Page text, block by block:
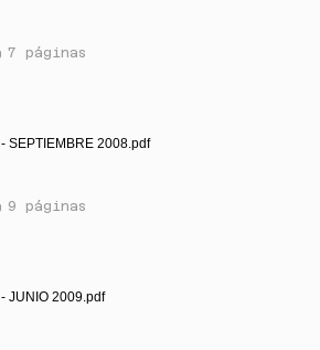
7 páginas
- SEPTIEMBRE 2008.pdf
9 páginas
- JUNIO 2009.pdf